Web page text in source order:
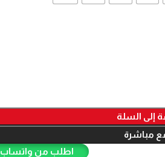
إلى السلة
مباشرة
اطلب من واتساب